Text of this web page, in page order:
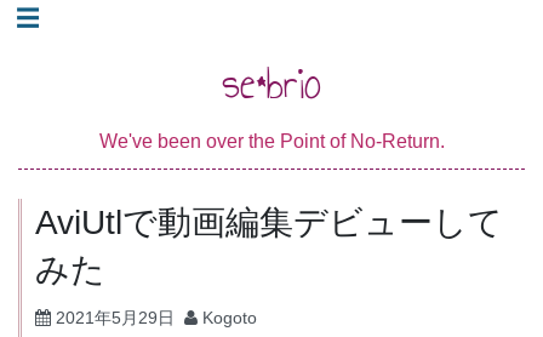
コ☰
se*brio
We've been over the Point of No-Return.
AviUtlで動画編集デビューして
みた
2021年5月29日 Kogoto